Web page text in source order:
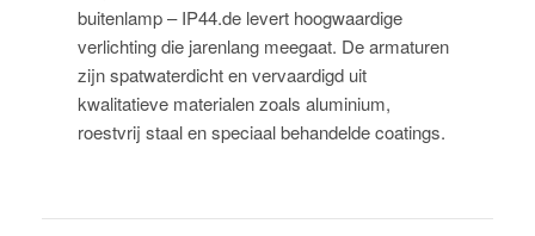
buitenlamp – IP44.de levert hoogwaardige
verlichting die jarenlang meegaat. De armaturen
zijn spatwaterdicht en vervaardigd uit
kwalitatieve materialen zoals aluminium,
roestvrij staal en speciaal behandelde coatings.